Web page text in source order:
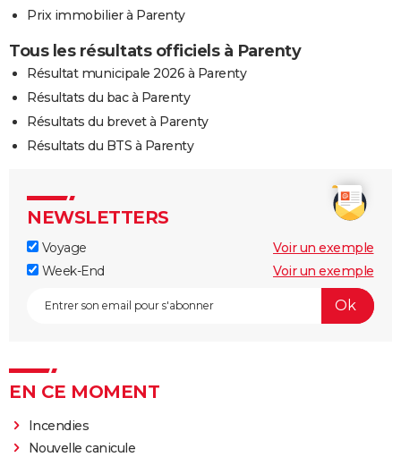
Prix immobilier à Parenty
Tous les résultats officiels à Parenty
Résultat municipale 2026 à Parenty
Résultats du bac à Parenty
Résultats du brevet à Parenty
Résultats du BTS à Parenty
NEWSLETTERS
Voyage
Voir un exemple
Week-End
Voir un exemple
EN CE MOMENT
Incendies
Nouvelle canicule